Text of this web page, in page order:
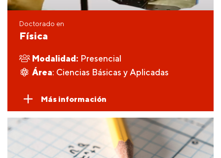
Doctorado en
Física
Modalidad: Presencial
Área: Ciencias Básicas y Aplicadas
Más información